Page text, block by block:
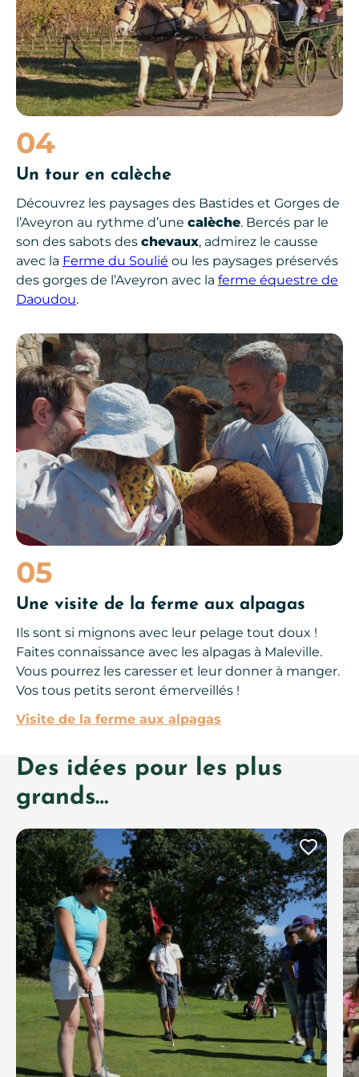
04
Un tour en calèche
Découvrez les paysages des Bastides et Gorges de
l’Aveyron au rythme d’une calèche. Bercés par le
son des sabots des chevaux, admirez le causse
avec la Ferme du Soulié ou les paysages préservés
des gorges de l’Aveyron avec la ferme équestre de
Daoudou.
05
Une visite de la ferme aux alpagas
Ils sont si mignons avec leur pelage tout doux !
Faites connaissance avec les alpagas à Maleville.
Vous pourrez les caresser et leur donner à manger.
Vos tous petits seront émerveillés !
Visite de la ferme aux alpagas
DuPrem Alpaga
Des idées pour les plus
grands…